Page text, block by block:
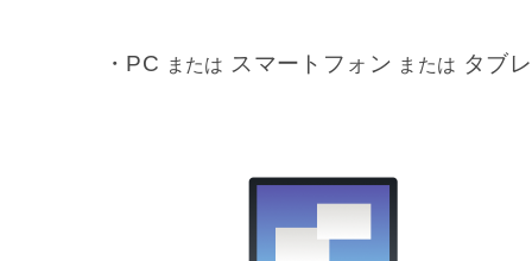
・PC または スマートフォン または タブ